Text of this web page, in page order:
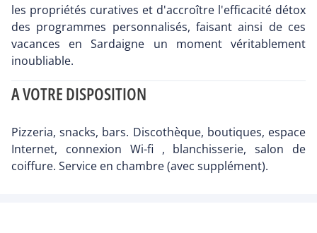
les propriétés curatives et d'accroître l'efficacité détox
des programmes personnalisés, faisant ainsi de ces
vacances en Sardaigne un moment véritablement
inoubliable.
A VOTRE DISPOSITION
Pizzeria, snacks, bars. Discothèque, boutiques, espace
Internet, connexion Wi-fi , blanchisserie, salon de
coiffure. Service en chambre (avec supplément).